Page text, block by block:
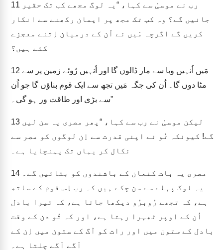
11
جانیں گے؟ وہ کب تک مجھ پر ایمان رکھنے سے انکار
کریں گے اگرچہ مَیں نے اُن کے درمیان اِتنے معجزے
کئے ہیں؟
12
مٹا دوں گا۔ اُن کی جگہ مَیں تجھ سے ایک قوم بناؤں گا جو اُن
سے بڑی اور طاقت ور ہو گی۔"
13
گے! کیونکہ تُو نے اپنی قدرت سے اِن لوگوں کو مصر سے
نکال کر یہاں تک پہنچایا ہے۔
14
یہ لوگ پہلے سے سن چکے ہیں کہ رب اِس قوم کے ساتھ
ہے، کہ تجھے رُوبرُو دیکھا جاتا ہے، کہ تیرا بادل
اُن کے اوپر ٹھہرا رہتا ہے، اور کہ تُو دن کے وقت
بادل کے ستون میں اور رات کو آگ کے ستون میں اِن کے
آگے آگے چلتا ہے۔